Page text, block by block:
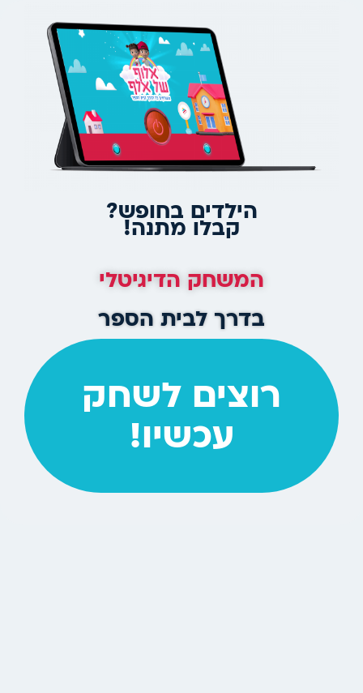
הילדים בחופש?
קבלו מתנה!
המשחק הדיגיטלי
בדרך לבית הספר
רוצים לשחק
עכשיו!